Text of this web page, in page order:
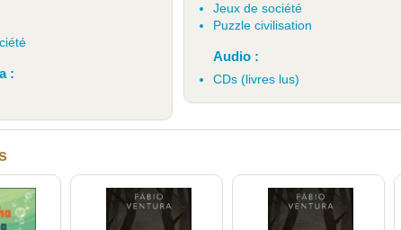
:
Jeux de société
Puzzle civilisation
Audio :
CDs (livres lus)